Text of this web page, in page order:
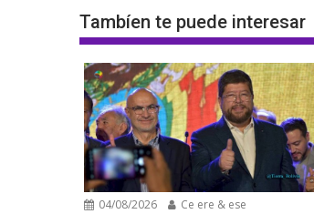
Tambíen te puede interesar
04/08/2026 Ce ere & ese